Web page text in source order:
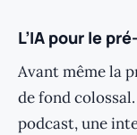
L’IA pour le
Avant même la
de fond
podcast, une